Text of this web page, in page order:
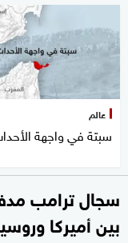
عالم
سبتة في واجهة
سجال ترامب
بين أميركا